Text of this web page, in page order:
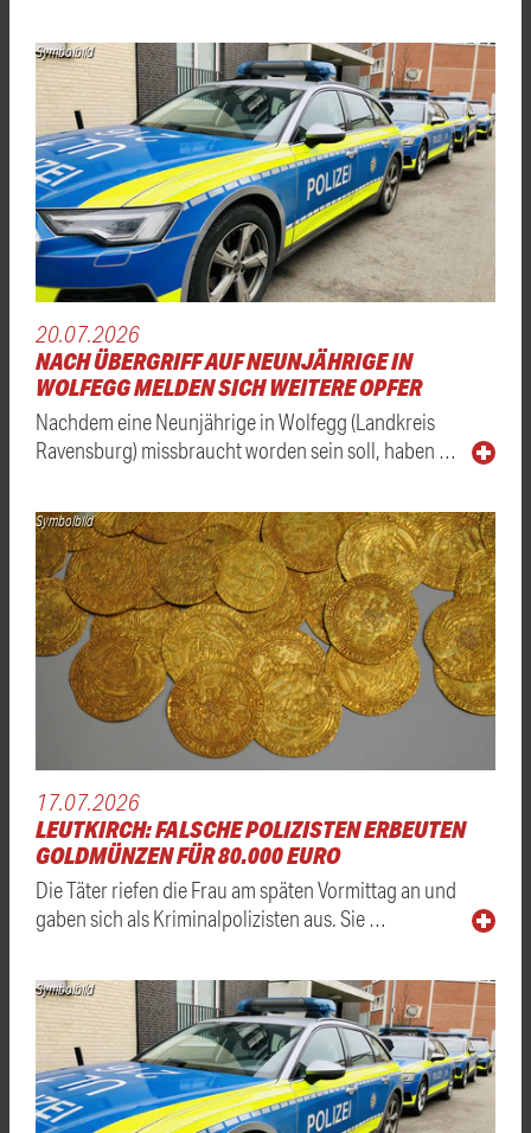
Symbolbild
20.07.2026
NACH ÜBERGRIFF AUF NEUNJÄHRIGE IN
WOLFEGG MELDEN SICH WEITERE OPFER
Nachdem eine Neunjährige in Wolfegg (Landkreis
Ravensburg) missbraucht worden sein soll, haben …
Symbolbild
17.07.2026
LEUTKIRCH: FALSCHE POLIZISTEN ERBEUTEN
GOLDMÜNZEN FÜR 80.000 EURO
Die Täter riefen die Frau am späten Vormittag an und
gaben sich als Kriminalpolizisten aus. Sie …
Symbolbild